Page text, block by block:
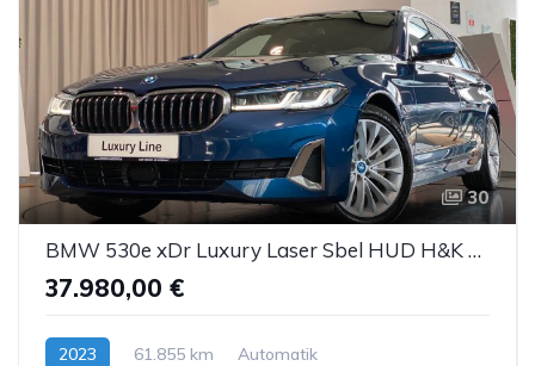
30
BMW 530e xDr Luxury Laser Sbel HUD H&K DDC ACC AHK
37.980,00 €
2023 61.855 km
Automatik